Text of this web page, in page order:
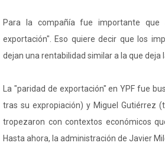
Para la compañía fue importante
exportación". Eso quiere decir que los
dejan una rentabilidad similar a la que
La "paridad de exportación" en YPF fue
tras su expropiación) y Miguel Gutiérrez
tropezaron con contextos económicos
Hasta ahora, la administración de Javier